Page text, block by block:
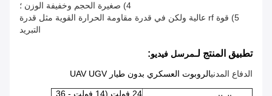
4) صغيرة الحجم وخفيفة الوزن ؛
5) قوة rf عالية ولكن في قدرة مقاومة الحرارة القوية مثل قدرة
التبريد
تطبيق المنتج لـمرسل فيديو:
الدفاع المدنيالروبوت العسكري بدون طيار UAV UGV
24 فولت (14 فولت - 36